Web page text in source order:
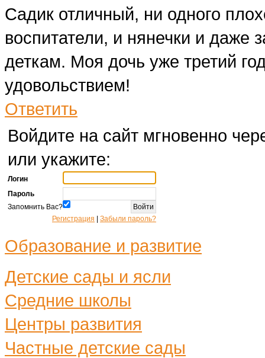
Садик отличный, ни одного
воспитатели, и нянечки и
деткам. Моя дочь уже третий
удовольствием!
Ответить
Войдите на сайт мгновенно
или укажите:
Логин
Пароль
Запомнить Вас?
Регистрация
Забыли пароль?
Образование и развитие
Детские сады и ясли
Средние школы
Центры развития
Частные детские сады